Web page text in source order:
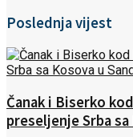
Poslednja vijest
Čanak i Biserko
preseljenje Srba